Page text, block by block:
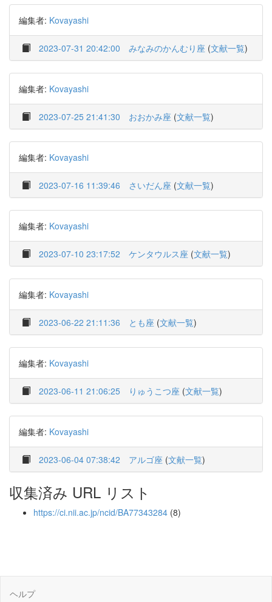
編集者: Kovayashi
2023-07-31 20:42:00 みなみのかんむり座 (文献一覧)
編集者: Kovayashi
2023-07-25 21:41:30 おおかみ座 (文献一覧)
編集者: Kovayashi
2023-07-16 11:39:46 さいだん座 (文献一覧)
編集者: Kovayashi
2023-07-10 23:17:52 ケンタウルス座 (文献一覧)
編集者: Kovayashi
2023-06-22 21:11:36 とも座 (文献一覧)
編集者: Kovayashi
2023-06-11 21:06:25 りゅうこつ座 (文献一覧)
編集者: Kovayashi
2023-06-04 07:38:42 アルゴ座 (文献一覧)
収集済み URL リスト
https://ci.nii.ac.jp/ncid/BA77343284 (8)
ヘルプ